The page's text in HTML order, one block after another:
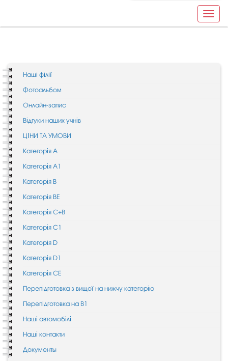
Toggle
Наші філії
Фотоальбом
Онлайн-запис
Відгуки наших учнів
ЦІНИ ТА УМОВИ
Категорія А
Категорія A1
Категорія B
Категорія BE
Категорія C+В
Категорія C1
Категорія D
Категорія D1
Категорія CE
Перепідготовка з вищої на нижчу категорію
Перепідготовка на B1
Наші автомобілі
Наші контакти
Документы